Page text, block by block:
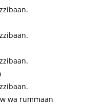
wa rummaan